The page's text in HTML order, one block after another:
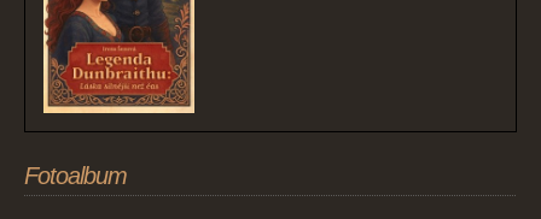
Fotoalbum